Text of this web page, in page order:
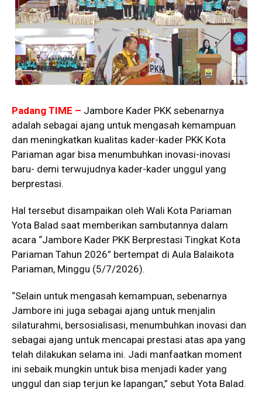
Padang TIME – Jambore Kader PKK sebenarnya
adalah sebagai ajang untuk mengasah kemampuan
dan meningkatkan kualitas kader-kader PKK Kota
Pariaman agar bisa menumbuhkan inovasi-inovasi
baru- demi terwujudnya kader-kader unggul yang
berprestasi.
Hal tersebut disampaikan oleh Wali Kota Pariaman
Yota Balad saat memberikan sambutannya dalam
acara “Jambore Kader PKK Berprestasi Tingkat Kota
Pariaman Tahun 2026” bertempat di Aula Balaikota
Pariaman, Minggu (5/7/2026).
“Selain untuk mengasah kemampuan, sebenarnya
Jambore ini juga sebagai ajang untuk menjalin
silaturahmi, bersosialisasi, menumbuhkan inovasi dan
sebagai ajang untuk mencapai prestasi atas apa yang
telah dilakukan selama ini. Jadi manfaatkan moment
ini sebaik mungkin untuk bisa menjadi kader yang
unggul dan siap terjun ke lapangan,” sebut Yota Balad.